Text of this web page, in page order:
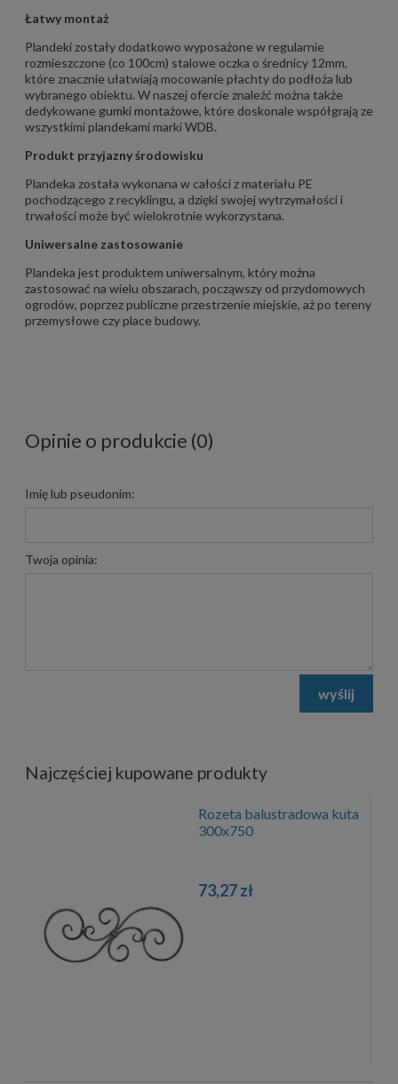
Łatwy montaż
Plandeki zostały dodatkowo wyposażone w regularnie
rozmieszczone (co 100cm) stalowe oczka o średnicy 12mm,
które znacznie ułatwiają mocowanie płachty do podłoża lub
wybranego obiektu. W naszej ofercie znaleźć można także
dedykowane gumki montażowe, które doskonale współgrają ze
wszystkimi plandekami marki WDB.
Produkt przyjazny środowisku
Plandeka została wykonana w całości z materiału PE
pochodzącego z recyklingu, a dzięki swojej wytrzymałości i
trwałości może być wielokrotnie wykorzystana.
Uniwersalne zastosowanie
Plandeka jest produktem uniwersalnym, który można
zastosować na wielu obszarach, począwszy od przydomowych
ogrodów, poprzez publiczne przestrzenie miejskie, aż po tereny
przemysłowe czy place budowy.
Opinie o produkcie (0)
Imię lub pseudonim:
Twoja opinia:
wyślij
Najczęściej kupowane produkty
Rozeta balustradowa kuta
300x750
73,27 zł